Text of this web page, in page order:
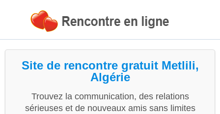
Site de rencontre gratuit Metlili,
Algérie
Trouvez la communication, des relations
sérieuses et de nouveaux amis sans limites